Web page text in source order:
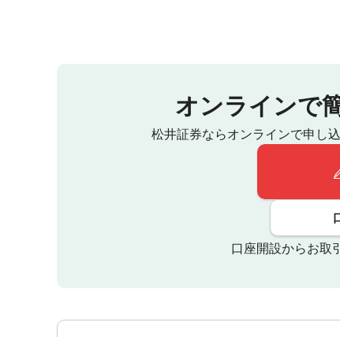
オンラインで
松井証券ならオンラインで申し
口座開設からお取